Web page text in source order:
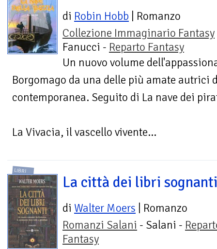
di Robin Hobb | Romanzo
Collezione Immaginario Fantasy
Fanucci - Reparto Fantasy
Un nuovo volume
Borgomago da una delle più amate autrici
contemporanea. Seguito di La nave dei
La Vivacia, il vascello vivente...
LIBRI
La città dei libri sognanti
di Walter Moers | Romanzo
Romanzi Salani - Salani -
Fantasy